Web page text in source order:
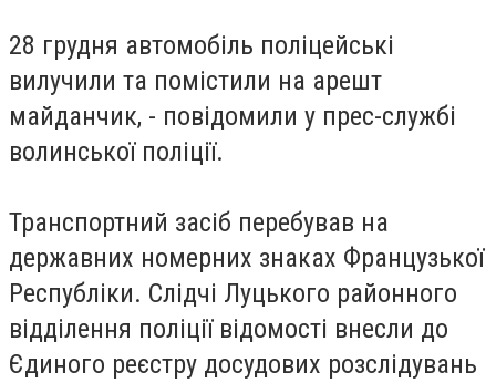
28 грудня автомобіль поліцейські
вилучили та помістили на арешт
майданчик, - повідомили у прес-службі
волинської поліції.
Транспортний засіб перебував на
державних номерних знаках Французької
Республіки. Слідчі Луцького районного
відділення поліції відомості внесли до
Єдиного реєстру досудових розслідувань